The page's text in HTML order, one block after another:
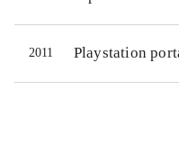
2011 Playstation